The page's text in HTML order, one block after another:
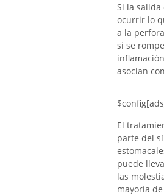
Si la
ocurrir lo
a la
si se
asocian
El
parte del
puede
las
mayoría